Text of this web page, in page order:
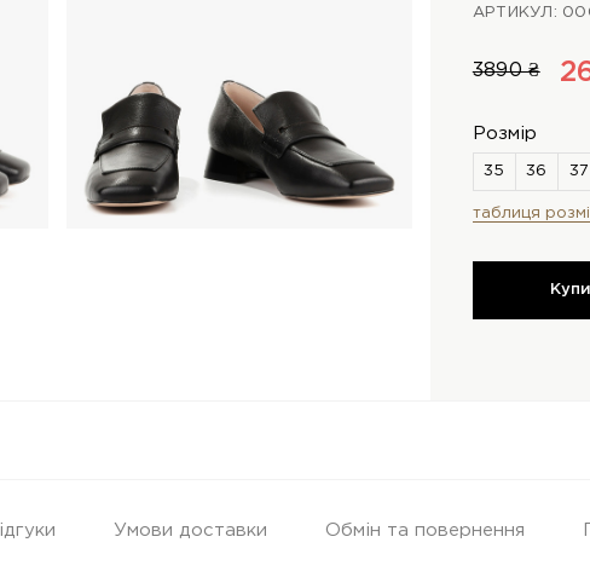
АРТИКУЛ:
3890 ₴
Розмір
таблиця
Умови доставки Обмін та повернення